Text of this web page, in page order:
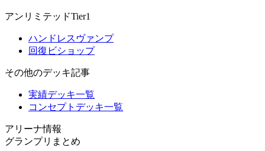
アンリミテッドTier1
ハンドレスヴァンプ
回復ビショップ
その他のデッキ記事
実績デッキ一覧
コンセプトデッキ一覧
アリーナ情報
グランプリまとめ